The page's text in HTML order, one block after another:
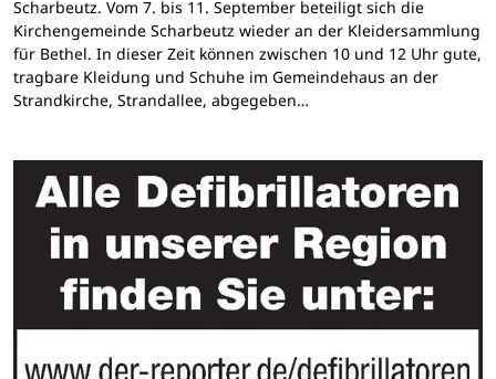
Scharbeutz. Vom 7. bis 11. September beteiligt sich die
Kirchengemeinde Scharbeutz wieder an der Kleidersammlung
für Bethel. In dieser Zeit können zwischen 10 und 12 Uhr gute,
tragbare Kleidung und Schuhe im Gemeindehaus an der
Strandkirche, Strandallee, abgegeben…